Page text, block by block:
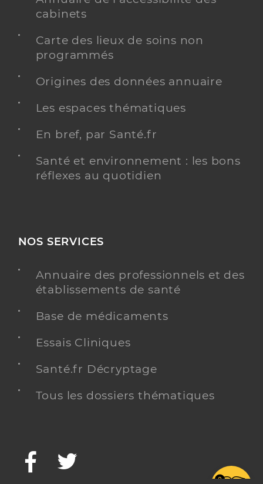
cabinets
Carte des lieux de soins non
programmés
Origines des données annuaire
Les espaces thématiques
En bref, par Santé.fr
Santé et environnement : les bons
réflexes au quotidien
NOS SERVICES
Annuaire des professionnels et des
établissements de santé
Base de médicaments
Essais Cliniques
Santé.fr Décryptage
Tous les dossiers thématiques
Facebook